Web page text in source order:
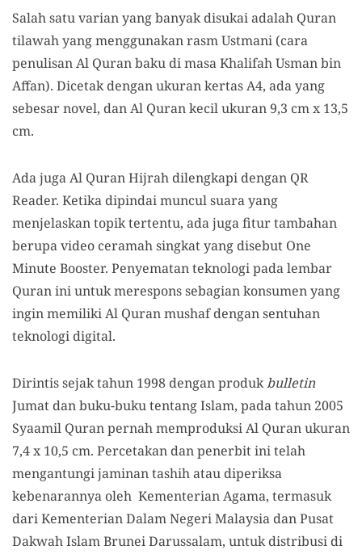
Salah satu varian yang banyak disukai adalah Quran
tilawah yang menggunakan rasm Ustmani (cara
penulisan Al Quran baku di masa Khalifah Usman bin
Affan). Dicetak dengan ukuran kertas A4, ada yang
sebesar novel, dan Al Quran kecil ukuran 9,3 cm x 13,5
cm.
Ada juga Al Quran Hijrah dilengkapi dengan QR
Reader. Ketika dipindai muncul suara yang
menjelaskan topik tertentu, ada juga fitur tambahan
berupa video ceramah singkat yang disebut One
Minute Booster. Penyematan teknologi pada lembar
Quran ini untuk merespons sebagian konsumen yang
ingin memiliki Al Quran mushaf dengan sentuhan
teknologi digital.
Dirintis sejak tahun 1998 dengan produkbulletin
Jumat dan buku-buku tentang Islam, pada tahun 2005
Syaamil Quran pernah memproduksi Al Quran ukuran
7,4 x 10,5 cm. Percetakan dan penerbit ini telah
mengantungi jaminan tashih atau diperiksa
kebenarannya oleh Kementerian Agama, termasuk
dari Kementerian Dalam Negeri Malaysia dan Pusat
Dakwah Islam Brunei Darussalam, untuk distribusi di